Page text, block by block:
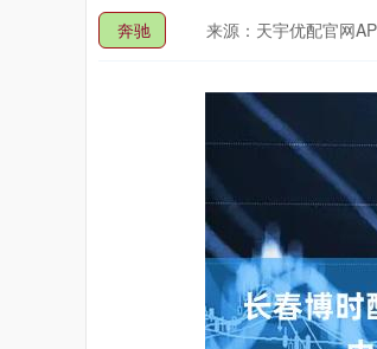
奔驰 来源：天宇优配官网